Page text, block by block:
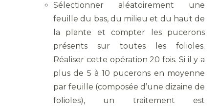
Sélectionner aléatoirement une
feuille du bas, du milieu et du haut de
la plante et compter les pucerons
présents sur toutes les folioles.
Réaliser cette opération 20 fois. Si il y a
plus de 5 à 10 pucerons en moyenne
par feuille (composée d’une dizaine de
folioles), un traitement est